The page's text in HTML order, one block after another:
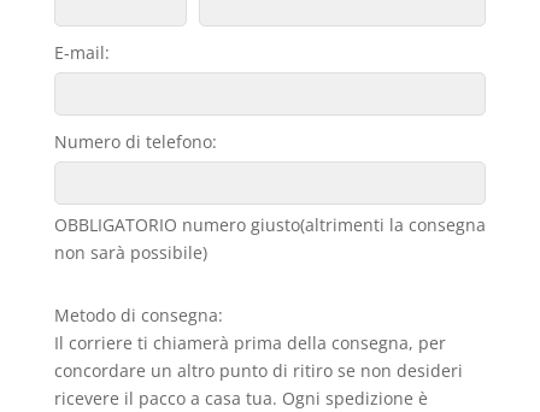
E-mail:
Numero di telefono:
OBBLIGATORIO numero giusto(altrimenti la consegna
non sarà possibile)
Metodo di consegna:
Il corriere ti chiamerà prima della consegna, per
concordare un altro punto di ritiro se non desideri
ricevere il pacco a casa tua. Ogni spedizione è